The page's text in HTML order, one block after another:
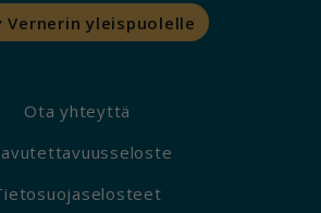
Vernerin yleispuolelle
Ota yhteyttä